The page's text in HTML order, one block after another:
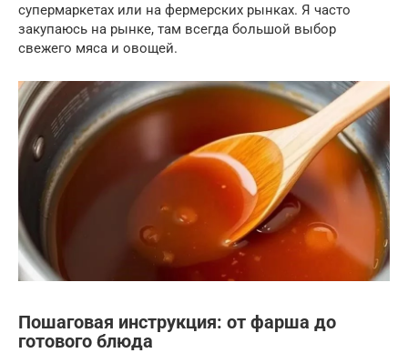
супермаркетах или на фермерских рынках. Я часто
закупаюсь на рынке, там всегда большой выбор
свежего мяса и овощей.
Пошаговая инструкция: от фарша до
готового блюда